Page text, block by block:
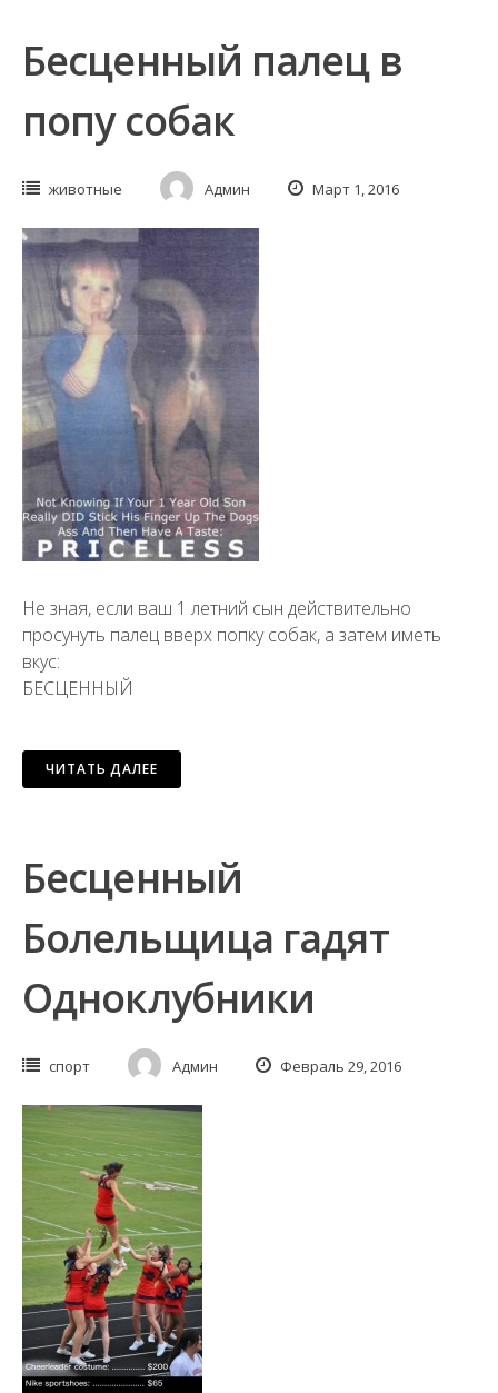
Бесценный палец в
попу собак
животные Админ Март 1, 2016
Не зная, если ваш 1 летний сын действительно
просунуть палец вверх попку собак, а затем иметь
вкус:
БЕСЦЕННЫЙ
ЧИТАТЬ ДАЛЕЕ
Бесценный
Болельщица гадят
Одноклубники
спорт Админ Февраль 29, 2016